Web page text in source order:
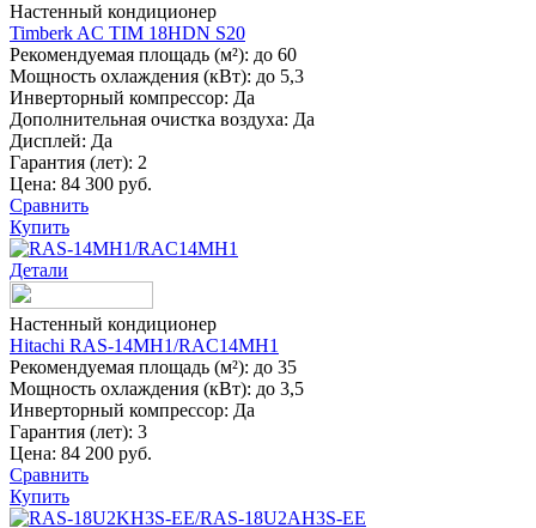
Настенный кондиционер
Timberk AC TIM 18HDN S20
Рекомендуемая площадь (м²): до 60
Мощность охлаждения (кВт): до 5,3
Инверторный компрессор: Да
Дополнительная очистка воздуха: Да
Дисплей: Да
Гарантия (лет): 2
Цена: 84 300 руб.
Сравнить
Купить
Детали
Настенный кондиционер
Hitachi RAS-14MH1/RAC14MH1
Рекомендуемая площадь (м²): до 35
Мощность охлаждения (кВт): до 3,5
Инверторный компрессор: Да
Гарантия (лет): 3
Цена: 84 200 руб.
Сравнить
Купить